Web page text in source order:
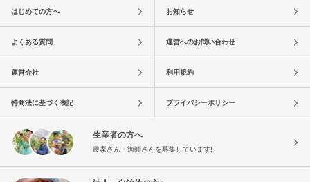
はじめての方へ お知らせ
よくある質問 運営へのお問い合わせ
運営会社 利用規約
特商法に基づく表記 プライバシーポリシー
生産者の方へ
農家さん・漁師さんを募集しています!